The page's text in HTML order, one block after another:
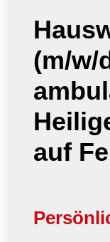
(m/w/
auf